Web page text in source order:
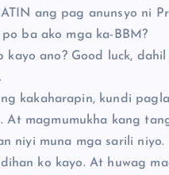
ang pag anunsyo ni
ba ako mga ka-BBM?
kayo ano? Good luck,
kakaharapin, kundi
At magmumukha kang
niyi muna mga sarili
ko kayo. At huwag